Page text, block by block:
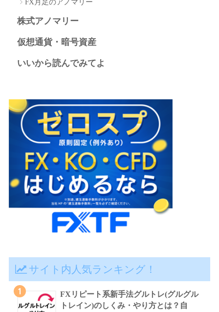
FX月足のアノマリー
株式アノマリー
仮想通貨・暗号資産
いいから読んでみてよ
サイト内人気ランキング！
1
FXリピート系新手法グルトレ(グルグル
トレイン)のしくみ・やり方とは？自